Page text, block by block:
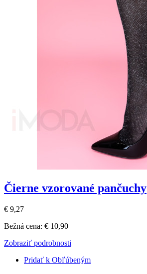
Čierne vzorované pančuchy
€ 9,27
Bežná cena: € 10,90
Zobraziť podrobnosti
Pridať k Obľúbeným